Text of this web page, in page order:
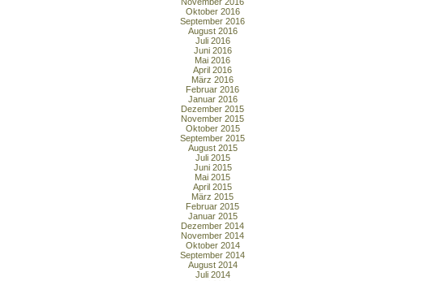
Oktober 2016
September 2016
August 2016
Juli 2016
Juni 2016
Mai 2016
April 2016
März 2016
Februar 2016
Januar 2016
Dezember 2015
November 2015
Oktober 2015
September 2015
August 2015
Juli 2015
Juni 2015
Mai 2015
April 2015
März 2015
Februar 2015
Januar 2015
Dezember 2014
November 2014
Oktober 2014
September 2014
August 2014
Juli 2014